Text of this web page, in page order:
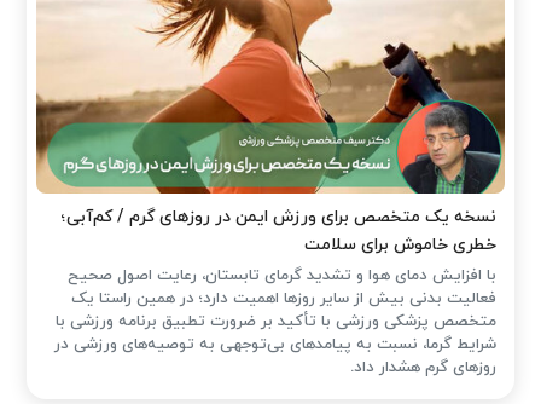
نسخه یک متخصص برای ورزش ایمن در روزهای گرم / کم‌آبی؛
خطری خاموش برای سلامت
با افزایش دمای هوا و تشدید گرمای تابستان، رعایت اصول صحیح
فعالیت بدنی بیش از سایر روزها اهمیت دارد؛ در همین راستا یک
متخصص پزشکی ورزشی با تأکید بر ضرورت تطبیق برنامه ورزشی با
شرایط گرما، نسبت به پیامدهای بی‌توجهی به توصیه‌های ورزشی در
روزهای گرم هشدار داد.